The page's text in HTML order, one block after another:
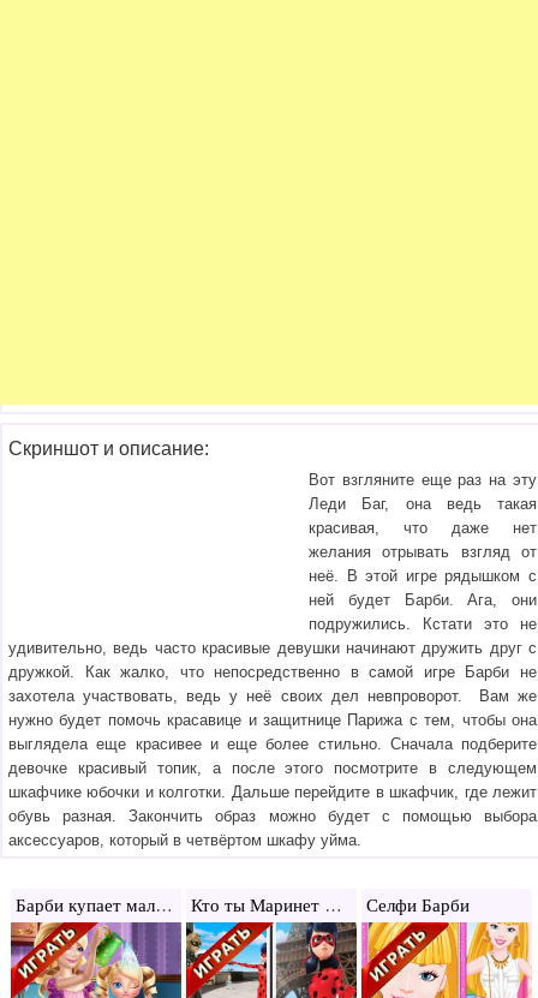
Скриншот и описание:
Вот взгляните еще раз на эту
Леди Баг, она ведь такая
красивая, что даже нет
желания отрывать взгляд от
неё. В этой игре рядышком с
ней будет Барби. Ага, они
подружились. Кстати это не
удивительно, ведь часто красивые девушки начинают дружить друг с
дружкой. Как жалко, что непосредственно в самой игре Барби не
захотела участвовать, ведь у неё своих дел невпроворот. Вам же
нужно будет помочь красавице и защитнице Парижа с тем, чтобы она
выглядела еще красивее и еще более стильно. Сначала подберите
девочке красивый топик, а после этого посмотрите в следующем
шкафчике юбочки и колготки. Дальше перейдите в шкафчик, где лежит
обувь разная. Закончить образ можно будет с помощью выбора
аксессуаров, который в четвёртом шкафу уйма.
Барби купает малышку Кто ты Маринет или Леди Баг? Селфи Барби